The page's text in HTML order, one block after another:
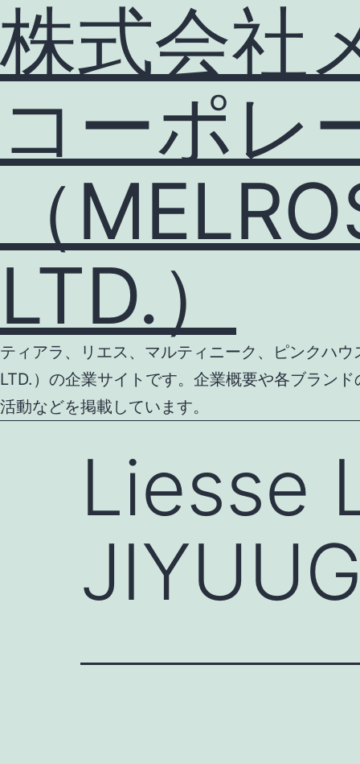
株式会社
コーポレ
（
LTD.）
ティアラ、リエス、マルティニーク、ピンクハ
LTD.）の企業サイトです。企業概要や各ブラン
活動などを掲載しています。
Liesse